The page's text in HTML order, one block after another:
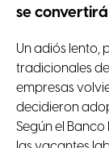
se
Un adiós lento,
tradicionales
empresas
decidieron
Según el